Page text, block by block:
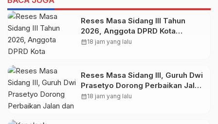
Reses Masa Sidang III Tahun
2026, Anggota DPRD Kota
Probolinggo Fraksi Partai
calendar_month18 jam yang lalu
Reses Masa Sidang III, Guruh Dwi
Prasetyo Dorong Perbaikan Jalan
dan Plengsengan di Kedopok
calendar_month18 jam yang lalu